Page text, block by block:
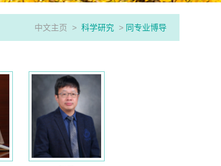
中文主页 > 科学研究 > 同专业博导